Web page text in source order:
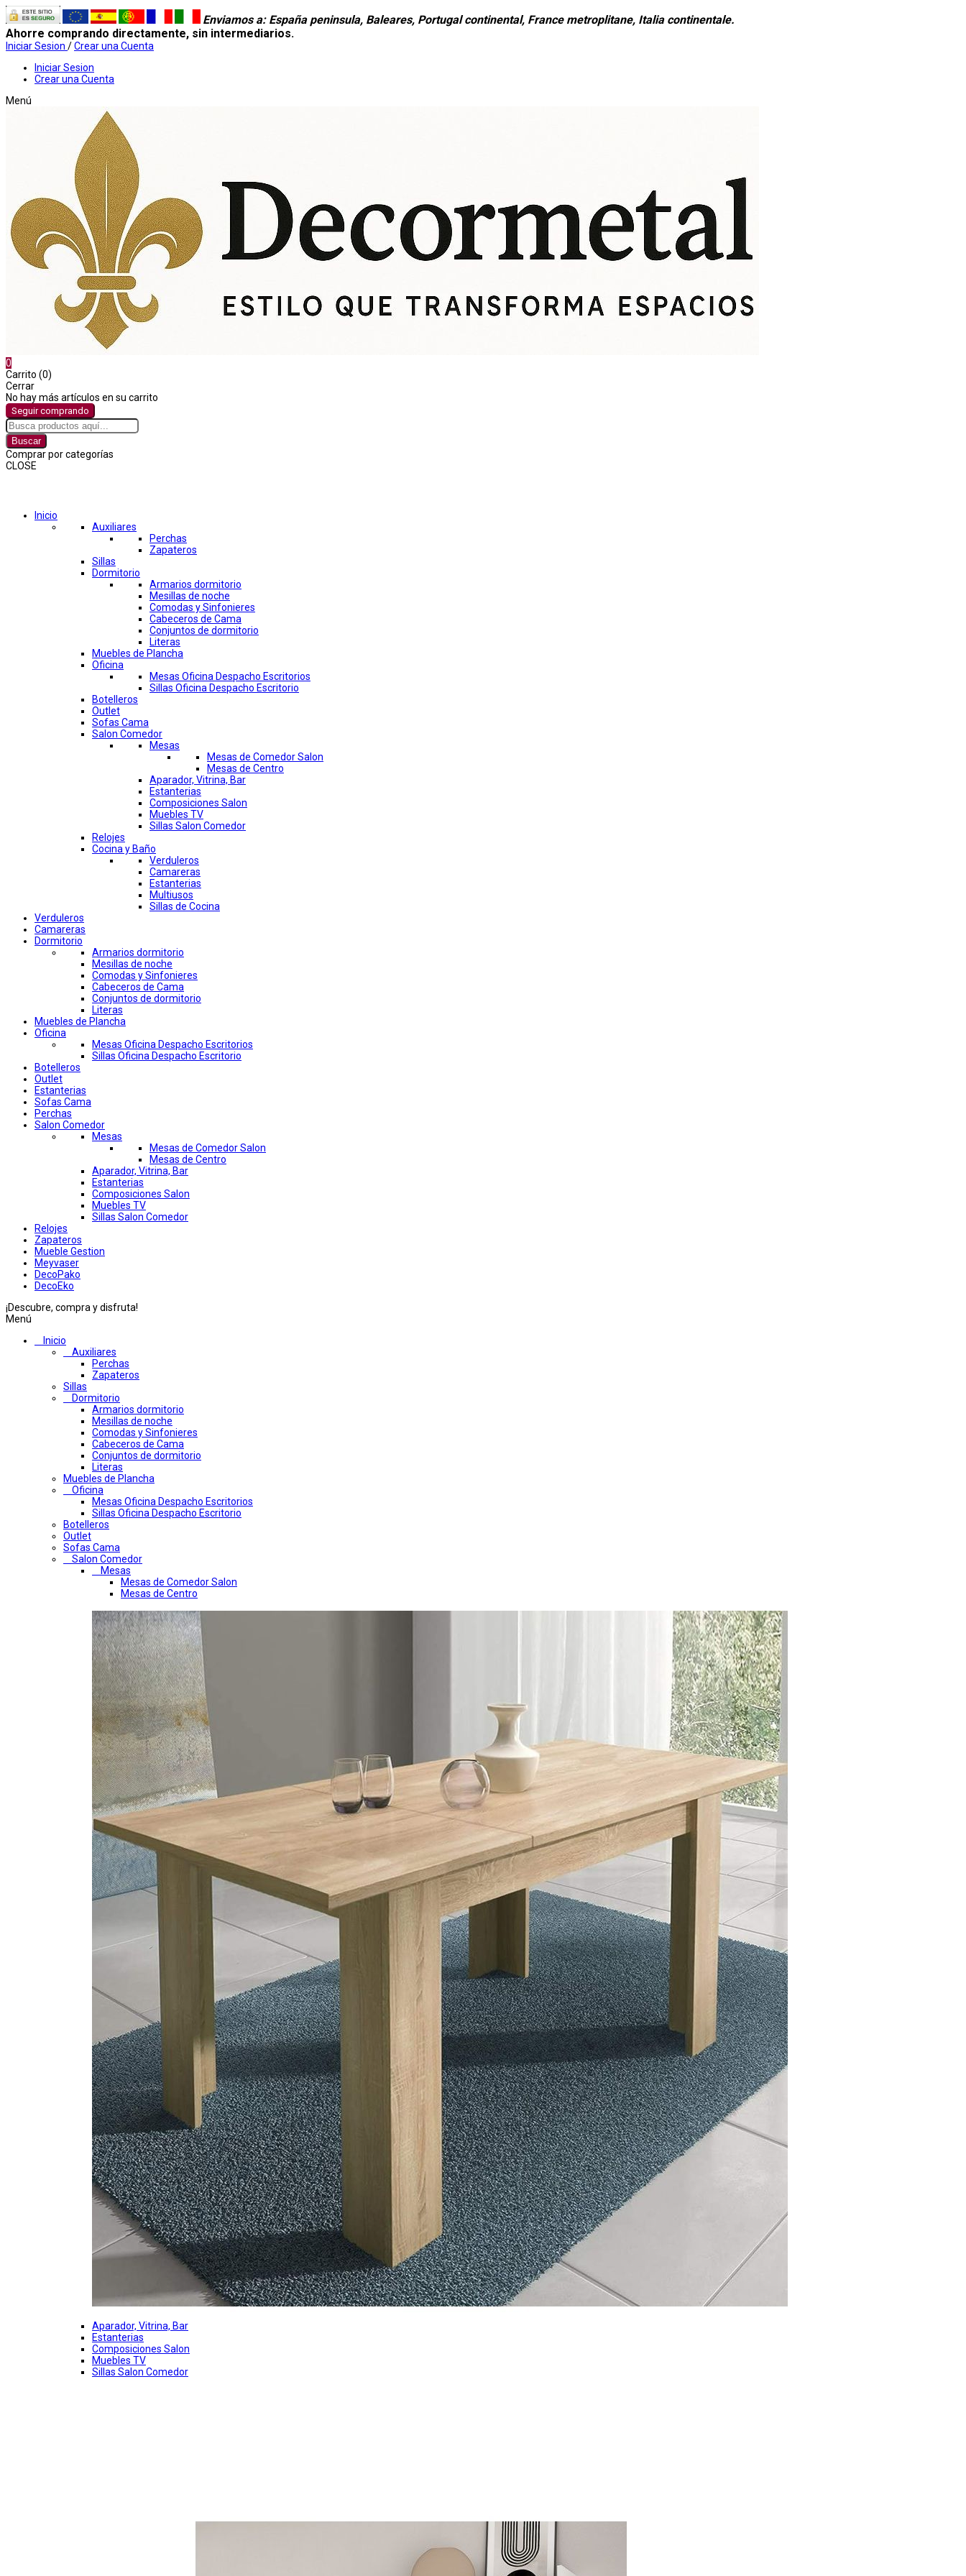
Enviamos a: España peninsula, Baleares, Portugal continental, France metroplitane, Italia continentale.
Ahorre comprando directamente, sin intermediarios.
Iniciar Sesion /Crear una Cuenta
Iniciar Sesion
Crear una Cuenta
Menú
0
Carrito (0)
Cerrar
No hay más artículos en su carrito
Seguir comprando
Buscar
Comprar por categorías
CLOSE
Inicio
Auxiliares
Perchas
Zapateros
Sillas
Dormitorio
Armarios dormitorio
Mesillas de noche
Comodas y Sinfonieres
Cabeceros de Cama
Conjuntos de dormitorio
Literas
Muebles de Plancha
Oficina
Mesas Oficina Despacho Escritorios
Sillas Oficina Despacho Escritorio
Botelleros
Outlet
Sofas Cama
Salon Comedor
Mesas
Mesas de Comedor Salon
Mesas de Centro
Aparador, Vitrina, Bar
Estanterias
Composiciones Salon
Muebles TV
Sillas Salon Comedor
Relojes
Cocina y Baño
Verduleros
Camareras
Estanterias
Multiusos
Sillas de Cocina
Verduleros
Camareras
Dormitorio
Armarios dormitorio
Mesillas de noche
Comodas y Sinfonieres
Cabeceros de Cama
Conjuntos de dormitorio
Literas
Muebles de Plancha
Oficina
Mesas Oficina Despacho Escritorios
Sillas Oficina Despacho Escritorio
Botelleros
Outlet
Estanterias
Sofas Cama
Perchas
Salon Comedor
Mesas
Mesas de Comedor Salon
Mesas de Centro
Aparador, Vitrina, Bar
Estanterias
Composiciones Salon
Muebles TV
Sillas Salon Comedor
Relojes
Zapateros
Mueble Gestion
Meyvaser
DecoPako
DecoEko
¡Descubre, compra y disfruta!
Menú
Inicio
Auxiliares
Perchas
Zapateros
Sillas
Dormitorio
Armarios dormitorio
Mesillas de noche
Comodas y Sinfonieres
Cabeceros de Cama
Conjuntos de dormitorio
Literas
Muebles de Plancha
Oficina
Mesas Oficina Despacho Escritorios
Sillas Oficina Despacho Escritorio
Botelleros
Outlet
Sofas Cama
Salon Comedor
Mesas
Mesas de Comedor Salon
Mesas de Centro
Aparador, Vitrina, Bar
Estanterias
Composiciones Salon
Muebles TV
Sillas Salon Comedor